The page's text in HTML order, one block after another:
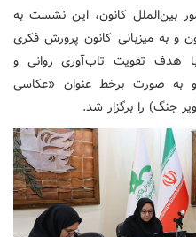
بین‌الملل کانون، این نشست به
به میزبانی کانون پرورش فکری
با هدف تقویت تاب‌آوری روانی و
و به صورت برخط عنوان «عکاسی
جنگ) را برگزار شد.